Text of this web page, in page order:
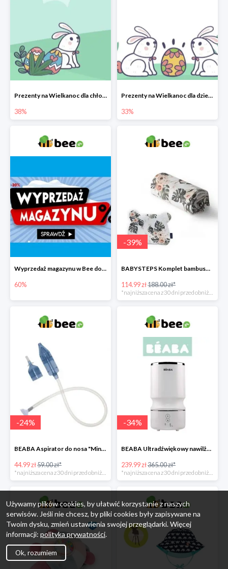
Prezenty na Wielkanoc dla chłopców w Bee do -38%
38%
Prezenty na Wielkanoc dla dziewczynek w Bee do -33%
33%
Wyprzedaż magazynu w Bee do -60%
60%
-39%
BABYSTEPS Komplet bambusowy poduszka i otulacz M Pustynne kwiaty -39%
114.99 zł188.00 zł*
-24%
BEABA Aspirator do nosa "Minidoo" -24%
44.99 zł59.00 zł*
*najniższa cena z 30 dni przed obniżką
-34%
BEABA Ultradźwiękowy nawilżacz powietrza White -34%
239.99 zł365.00 zł*
*najniższa cena z 30 dni przed obniżką
Używamy plików cookies, by ułatwić korzystanie z naszych
serwisów. Jeśli nie chcesz, by pliki cookies były zapisywane na
Twoim dysku, zmień ustawienia swojej przeglądarki. Więcej
informacji: polityka prywatności.
Ok, rozumiem